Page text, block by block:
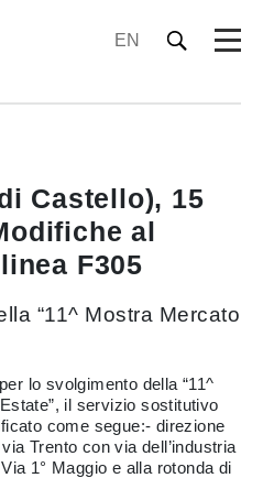
EN
Castello), 15
al
F305
“11^ Mostra Mercato
lo svolgimento della “11^
il servizio sostitutivo
come segue:- direzione
Trento con via dell’industria
1° Maggio e alla rotonda di